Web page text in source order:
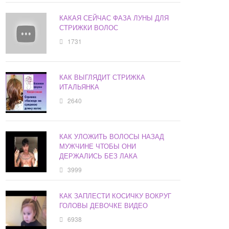
КАКАЯ СЕЙЧАС ФАЗА ЛУНЫ ДЛЯ
СТРИЖКИ ВОЛОС
1731
КАК ВЫГЛЯДИТ СТРИЖКА
ИТАЛЬЯНКА
2640
КАК УЛОЖИТЬ ВОЛОСЫ НАЗАД
МУЖЧИНЕ ЧТОБЫ ОНИ
ДЕРЖАЛИСЬ БЕЗ ЛАКА
3999
КАК ЗАПЛЕСТИ КОСИЧКУ ВОКРУГ
ГОЛОВЫ ДЕВОЧКЕ ВИДЕО
6938